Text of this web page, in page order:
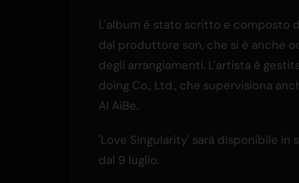
L'album è stato scritto e composto
dal produttore son, che si è anche
degli arrangiamenti. L'artista è
doing Co., Ltd., che supervisiona
AI AiBe.
'Love Singularity' sarà disponibile in
dal 9 luglio.